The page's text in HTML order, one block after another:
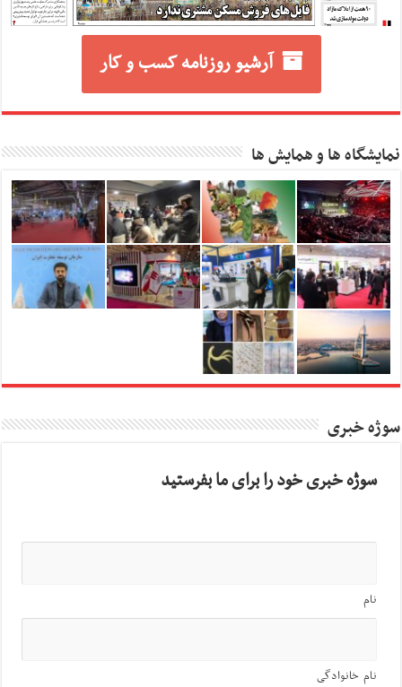
آرشیو روزنامه کسب و کار
نمایشگاه ها و همایش ها
سوژه خبری
سوژه خبری خود را برای ما بفرستید
نام
نام خانوادگی